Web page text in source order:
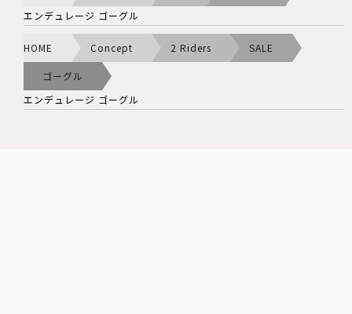
エンデュレージ ゴーグル
HOME Concept 2 Riders SALE
ゴーグル
エンデュレージ ゴーグル